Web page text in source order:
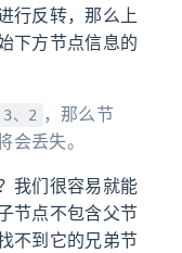
行反转，那么上
下方节点信息的
3、2
，那么节
会丢失。
我们很容易就能
节点不包含父节
不到它的兄弟节